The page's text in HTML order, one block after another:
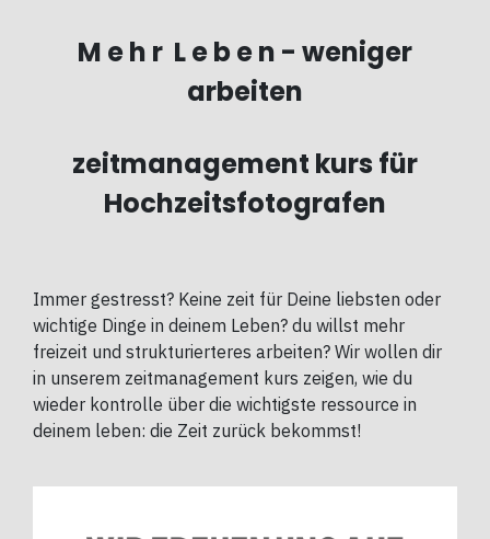
M e h r L e b e n - weniger
arbeiten
zeitmanagement kurs für
Hochzeitsfotografen
Immer gestresst? Keine zeit für Deine liebsten oder
wichtige Dinge in deinem Leben? du willst mehr
freizeit und strukturierteres arbeiten? Wir wollen dir
in unserem zeitmanagement kurs zeigen, wie du
wieder kontrolle über die wichtigste ressource in
deinem leben: die Zeit zurück bekommst!